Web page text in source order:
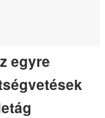
egyre